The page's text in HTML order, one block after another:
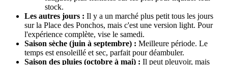
stock.
Les autres jours : Il y a un marché plus petit tous les jours
sur la Place des Ponchos, mais c'est une version light. Pour
l'expérience complète, vise le samedi.
Saison sèche (juin à septembre) : Meilleure période. Le
temps est ensoleillé et sec, parfait pour déambuler.
Saison des pluies (octobre à mai) : Il peut pleuvoir, mais